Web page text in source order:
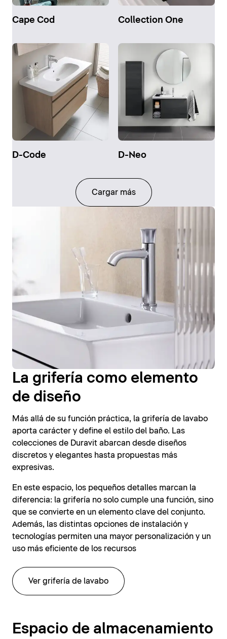
Cape Cod Collection One
D-Code D-Neo
Cargar más
La grifería como elemento
de diseño
Más allá de su función práctica, la grifería de lavabo
aporta carácter y define el estilo del baño. Las
colecciones de Duravit abarcan desde diseños
discretos y elegantes hasta propuestas más
expresivas.
En este espacio, los pequeños detalles marcan la
diferencia: la grifería no solo cumple una función, sino
que se convierte en un elemento clave del conjunto.
Además, las distintas opciones de instalación y
tecnologías permiten una mayor personalización y un
uso más eficiente de los recursos
Ver grifería de lavabo
Espacio de almacenamiento